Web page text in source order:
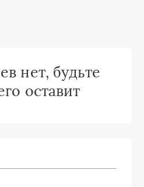
нет, будьте
оставит